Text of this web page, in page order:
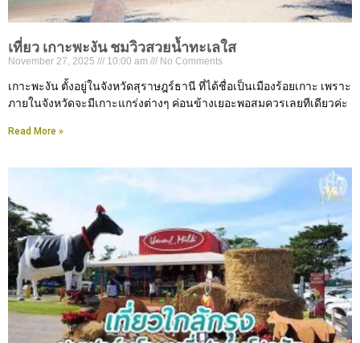
เที่ยว เกาะพะงัน ชมวิวสวยน้ำทะเลใส
November 27, 2025 10:00 am No Comments
เกาะพะงัน ตั้งอยู่ในจังหวัดสุราษฎร์ธานี ที่ได้ชื่อเป็นเมืองร้อยเกาะ เพราะ
ภายในจังหวัดจะมีเกาะแกร่งต่างๆ ค่อนข้างเยอะพอสมควรเลยทีเดียวค่ะ
Read More »